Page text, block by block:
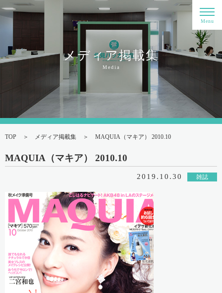
Menu
メディア掲載集
Media
TOP メディア掲載集 MAQUIA（マキア） 2010.10
MAQUIA（マキア） 2010.10
2019.10.30 雑誌